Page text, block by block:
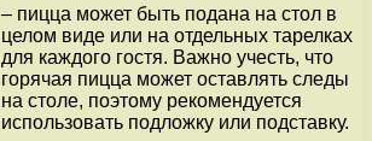
– пицца может быть подана на стол в
целом виде или на отдельных тарелках
для каждого гостя. Важно учесть, что
горячая пицца может оставлять следы
на столе, поэтому рекомендуется
использовать подложку или подставку.